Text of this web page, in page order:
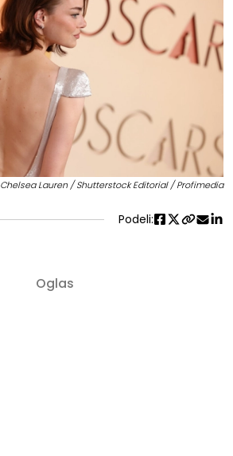
Chelsea Lauren / Shutterstock Editorial / Profimedia
Podeli: